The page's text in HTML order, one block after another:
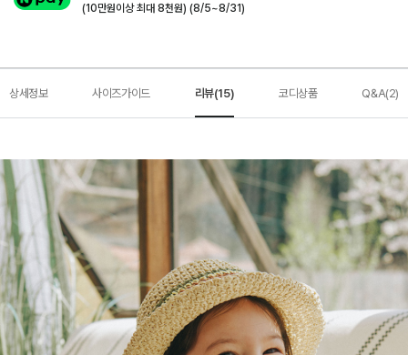
(10만원이상 최대 8천원) (8/5~8/31)
상세정보 사이즈가이드 리뷰(15) 코디상품 Q&A(2)